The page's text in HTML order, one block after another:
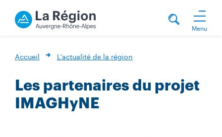
Menu
Accueil L'actualité de la région
Les partenaires du projet
IMAGHyNE